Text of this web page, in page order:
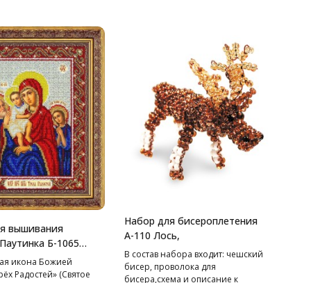
вышивания
Б-1065
Трех
20*25 см
икона Божией
Радостей» (Святое
Набор для бисероплетения
А-110 Лось,
В cостав набора входит: чешский
бисер, проволока для
бисера,схема и описание к